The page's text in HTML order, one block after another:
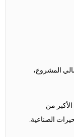
المشروع،
من